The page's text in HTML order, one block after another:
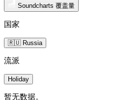
Soundcharts 覆盖量
国家
🇷🇺 Russia
流派
Holiday
暂无数据。